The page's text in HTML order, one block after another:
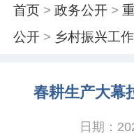
首页 >政务公开 >
公开 > 乡村振兴工
春耕生产大幕
日期：